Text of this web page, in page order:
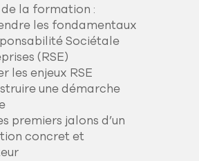
la formation :
les fondamentaux
Sociétale
(RSE)
les enjeux RSE
une démarche
premiers jalons d’un
concret et